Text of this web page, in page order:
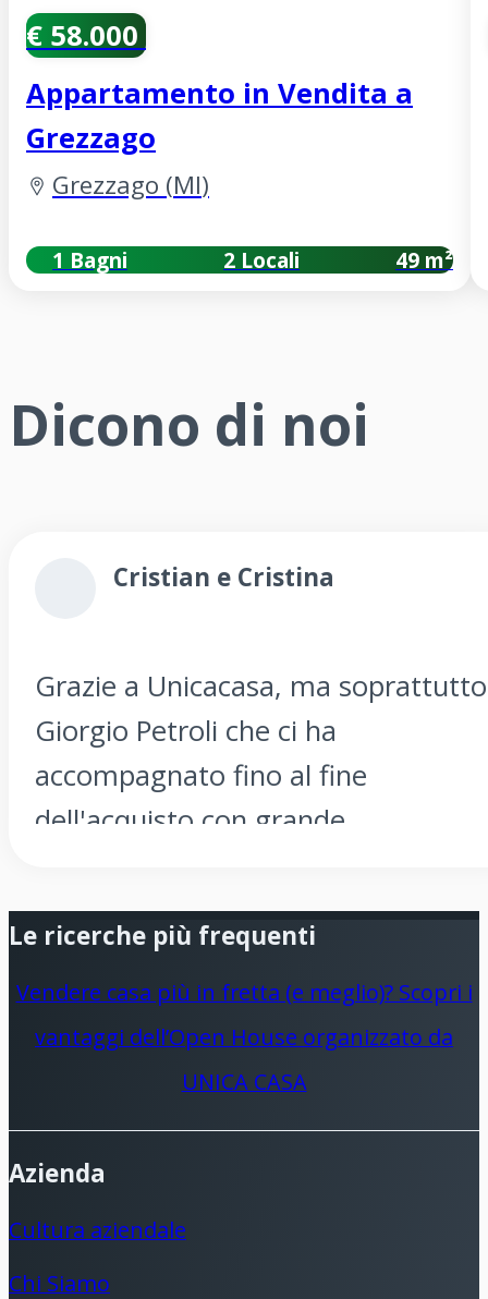
€ 58.000
Appartamento in Vendita a
Grezzago
Grezzago (MI)
1 Bagni 2 Locali 49 m²
Dicono di noi
Cristian e Cristina
Grazie a Unicacasa, ma soprattutto
Giorgio Petroli che ci ha
accompagnato fino al fine
dell'acquisto con grande
disponibilità ! Raccomandiamo
vivamente Unicacasa !!
Le ricerche più frequenti
Vendere casa più in fretta (e meglio)? Scopri i
vantaggi dell’Open House organizzato da
UNICA CASA
Azienda
Cultura aziendale
Chi Siamo